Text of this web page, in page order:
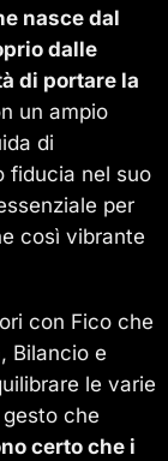
nasce dal
dalle
di portare la
un ampio
di
fiducia nel suo
per
così vibrante
con Fico che
Bilancio e
le varie
che
certo che i